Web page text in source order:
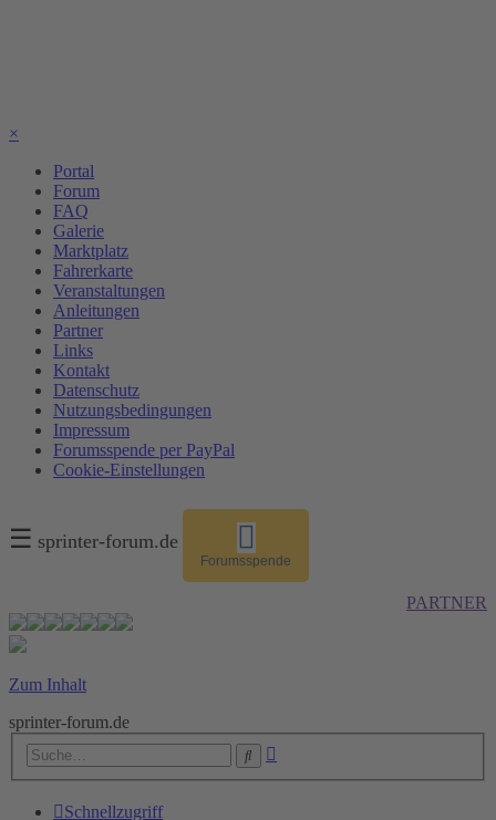
×
Portal
Forum
FAQ
Galerie
Marktplatz
Fahrerkarte
Veranstaltungen
Anleitungen
Partner
Links
Kontakt
Datenschutz
Nutzungsbedingungen
Impressum
Forumsspende per PayPal
Cookie-Einstellungen
☰ sprinter-forum.de
Forumsspende
PARTNER
Zum Inhalt
sprinter-forum.de
Suche
Schnellzugriff